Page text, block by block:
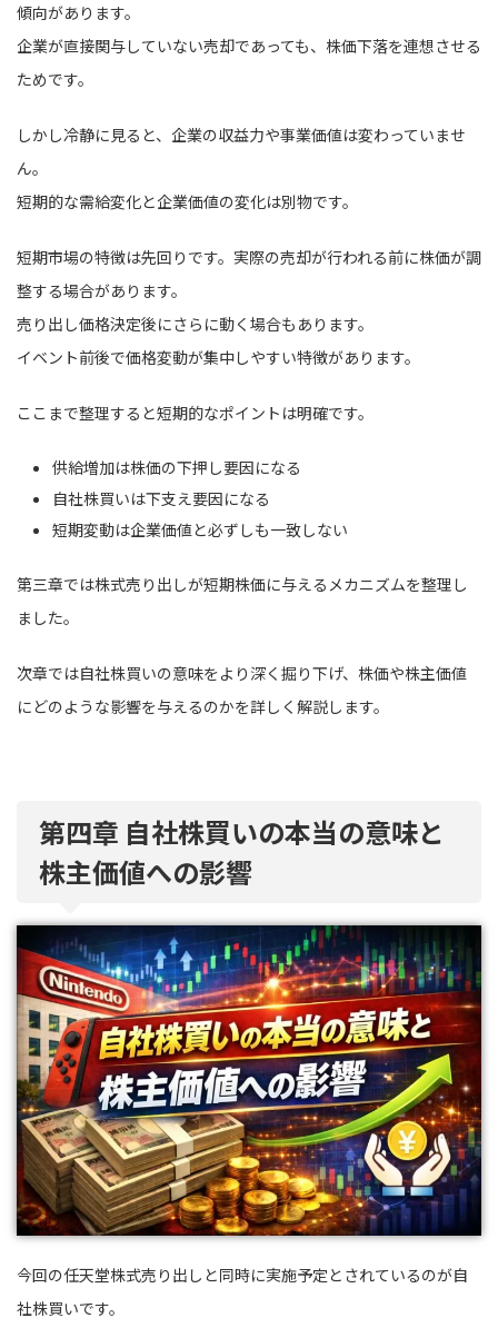
傾向があります。
企業が直接関与していない売却であっても、株価下落を連想させる
ためです。
しかし冷静に見ると、企業の収益力や事業価値は変わっていませ
ん。
短期的な需給変化と企業価値の変化は別物です。
短期市場の特徴は先回りです。実際の売却が行われる前に株価が調
整する場合があります。
売り出し価格決定後にさらに動く場合もあります。
イベント前後で価格変動が集中しやすい特徴があります。
ここまで整理すると短期的なポイントは明確です。
供給増加は株価の下押し要因になる
自社株買いは下支え要因になる
短期変動は企業価値と必ずしも一致しない
第三章では株式売り出しが短期株価に与えるメカニズムを整理し
ました。
次章では自社株買いの意味をより深く掘り下げ、株価や株主価値
にどのような影響を与えるのかを詳しく解説します。
第四章 自社株買いの本当の意味と
株主価値への影響
今回の任天堂株式売り出しと同時に実施予定とされているのが自
社株買いです。